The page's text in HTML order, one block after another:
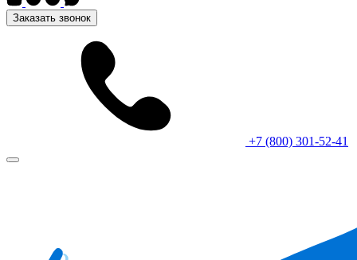
Заказать звонок
+7 (800) 301-52-41